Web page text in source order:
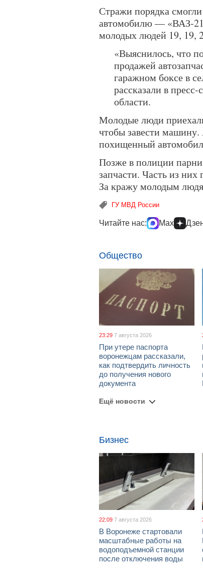
Стражи порядка
автомобилю — «ВАЗ-
молодых людей 19, 19,
«Выяснилось, что
продажей
гаражном боксе в
рассказали в
области.
Молодые люди
чтобы завести
похищенный
Позже в полиции
запчасти. Часть из
За кражу молодым
ГУ МВД России
Читайте нас: Max
Общество
23:29 7 августа 2026
При утере паспорта
воронежцам рассказали,
как подтвердить личность
до получения нового
документа
Ещё новости
Бизнес
22:09 7 августа 2026
В Воронеже стартовали
масштабные работы на
водоподъемной станции
после отключения воды